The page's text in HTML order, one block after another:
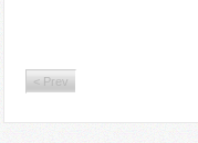
< Prev